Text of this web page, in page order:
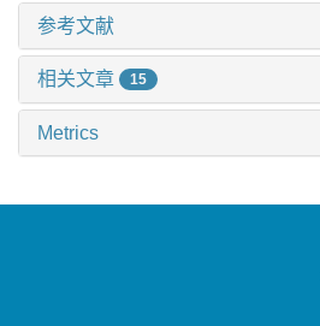
参考文献
相关文章 15
Metrics